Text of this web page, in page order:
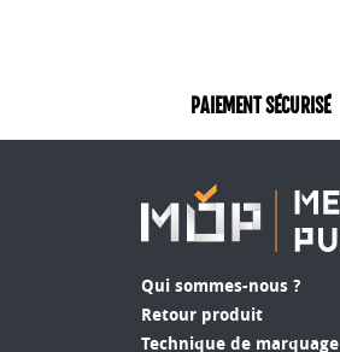
PAIEMENT SÉCURISÉ
Qui sommes-nous ?
Retour produit
Technique de marquage